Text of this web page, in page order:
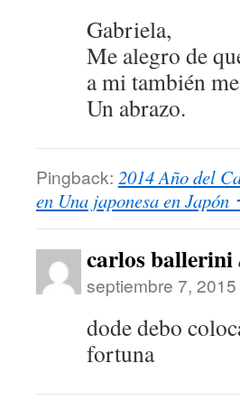
Gabriela,
Me alegro de
a mi también
Un abrazo.
Pingback: 2014 Año del
en Una japonesa en
carlos ballerini
septiembre 7,
dode debo
fortuna